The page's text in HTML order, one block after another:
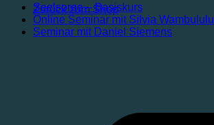
Zurück zum Shop
Seelsorge – BasiskursKeine
Kommentare
zu
Online Seminar mit Silvia Wambululu
Seminar mit Daniel SiemensKeine